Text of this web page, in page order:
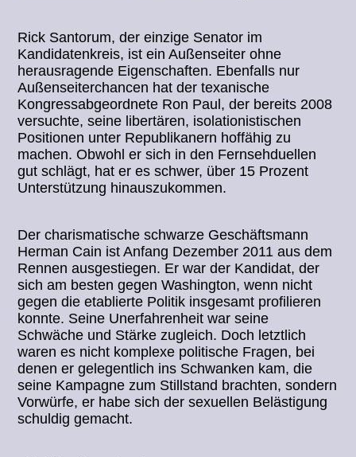
Rick Santorum, der einzige Senator im
Kandidatenkreis, ist ein Außenseiter ohne
herausragende Eigenschaften. Ebenfalls nur
Außenseiterchancen hat der texanische
Kongressabgeordnete Ron Paul, der bereits 2008
versuchte, seine libertären, isolationistischen
Positionen unter Republikanern hoffähig zu
machen. Obwohl er sich in den Fernsehduellen
gut schlägt, hat er es schwer, über 15 Prozent
Unterstützung hinauszukommen.
Der charismatische schwarze Geschäftsmann
Herman Cain ist Anfang Dezember 2011 aus dem
Rennen ausgestiegen. Er war der Kandidat, der
sich am besten gegen Washington, wenn nicht
gegen die etablierte Politik insgesamt profilieren
konnte. Seine Unerfahrenheit war seine
Schwäche und Stärke zugleich. Doch letztlich
waren es nicht komplexe politische Fragen, bei
denen er gelegentlich ins Schwanken kam, die
seine Kampagne zum Stillstand brachten, sondern
Vorwürfe, er habe sich der sexuellen Belästigung
schuldig gemacht.